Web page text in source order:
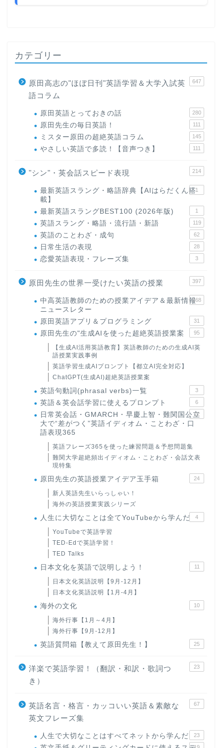
カテゴリー
原田高志の"ほぼ日刊"英語学習＆大学入試英
語コラム
647
原田英語とっておきの話 280
原田先生の毎日英語！ 111
ミスター原田の超絶英語コラム 145
やさしい英語で多読！【音声つき】 111
"シン"・英会話スピード表現 214
最新英語スラング・略語辞典【AIはらだくん搭
載】
1
最新英語スラングBEST100 (2026年版) 1
英語スラング・略語・流行語・新語 119
英語のことわざ・成句 62
日常生活の表現 28
恋愛英語表現・フレーズ集 3
原田先生の世界一受けたい英語の授業 397
中高英語教師のための授業アイデア＆最新情報
ニュースレター
168
原田英語アプリ＆プログラミング 31
原田先生の"生成AIを使った超絶英語授業案 95
【生成AI活用英語教育】英語教師のための生成AI英
語授業実践事例
英語学習生成AIプロンプト【都立AI完全対応】
ChatGPT(生成AI)超絶英語授業案
英語句動詞(phrasal verbs)一覧 3
英語＆英会話学習に使えるプロンプト 6
日常英会話・GMARCH・早慶上智・難関国公立
大で“差がつく”英語イディオム・ことわざ・口
語表現365
22
英語フレーズ365を使った練習問題＆予想問題集
難関大学超絶頻出イディオム・ことわざ・会話文表
現特集
原田先生の英語授業アイデア玉手箱 24
新人英語先生いらっしゃい！
海外の英語授業実践シリーズ
人生に大切なことは全てYouTubeから学んだ 4
YouTubeで英語学習
TED-Edで英語学習！
TED Talks
日本文化を英語で説明しよう！ 11
日本文化英語説明【9月-12月】
日本文化英語説明【1月-4月】
海外の文化 10
海外行事【1月～4月】
海外行事【9月-12月】
英語質問箱【教えて原田先生！】 25
洋楽で英語学習！（翻訳・和訳・歌詞つ
き）
23
英語名言・格言・カッコいい英語＆素敵な
英文フレーズ集
67
人生で大切なことはすべてネットから学んだ 23